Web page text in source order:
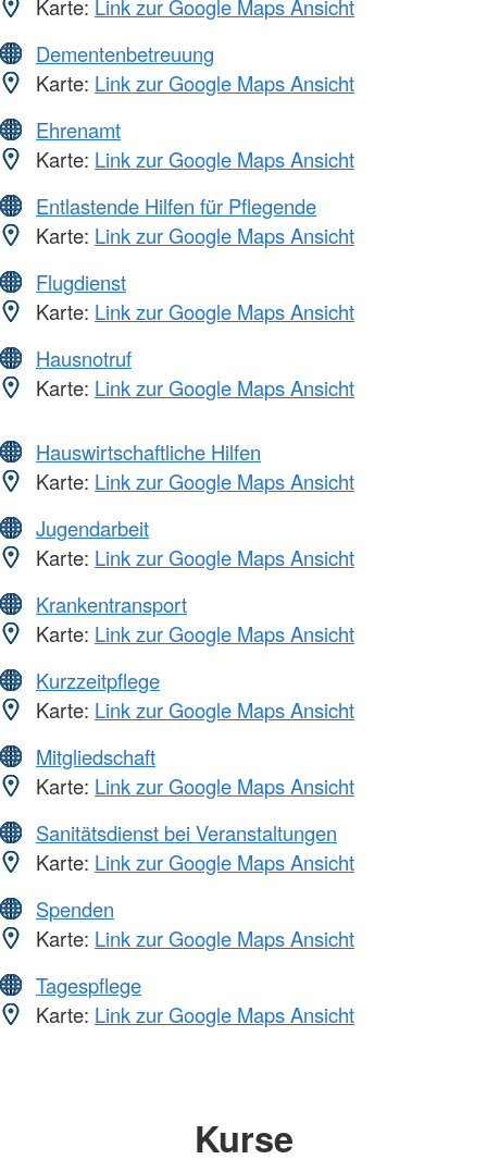
Karte: Link zur Google Maps Ansicht
Dementenbetreuung
Karte: Link zur Google Maps Ansicht
Ehrenamt
Karte: Link zur Google Maps Ansicht
Entlastende Hilfen für Pflegende
Karte: Link zur Google Maps Ansicht
Flugdienst
Karte: Link zur Google Maps Ansicht
Hausnotruf
Karte: Link zur Google Maps Ansicht
Hauswirtschaftliche Hilfen
Karte: Link zur Google Maps Ansicht
Jugendarbeit
Karte: Link zur Google Maps Ansicht
Krankentransport
Karte: Link zur Google Maps Ansicht
Kurzzeitpflege
Karte: Link zur Google Maps Ansicht
Mitgliedschaft
Karte: Link zur Google Maps Ansicht
Sanitätsdienst bei Veranstaltungen
Karte: Link zur Google Maps Ansicht
Spenden
Karte: Link zur Google Maps Ansicht
Tagespflege
Karte: Link zur Google Maps Ansicht
Kurse